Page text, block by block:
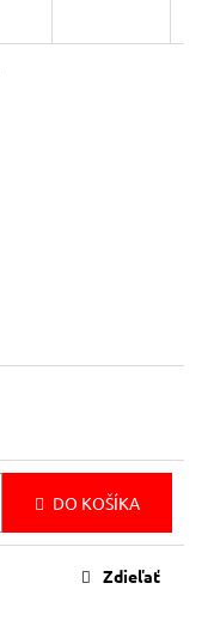
DO KOŠÍKA
Zdieľať